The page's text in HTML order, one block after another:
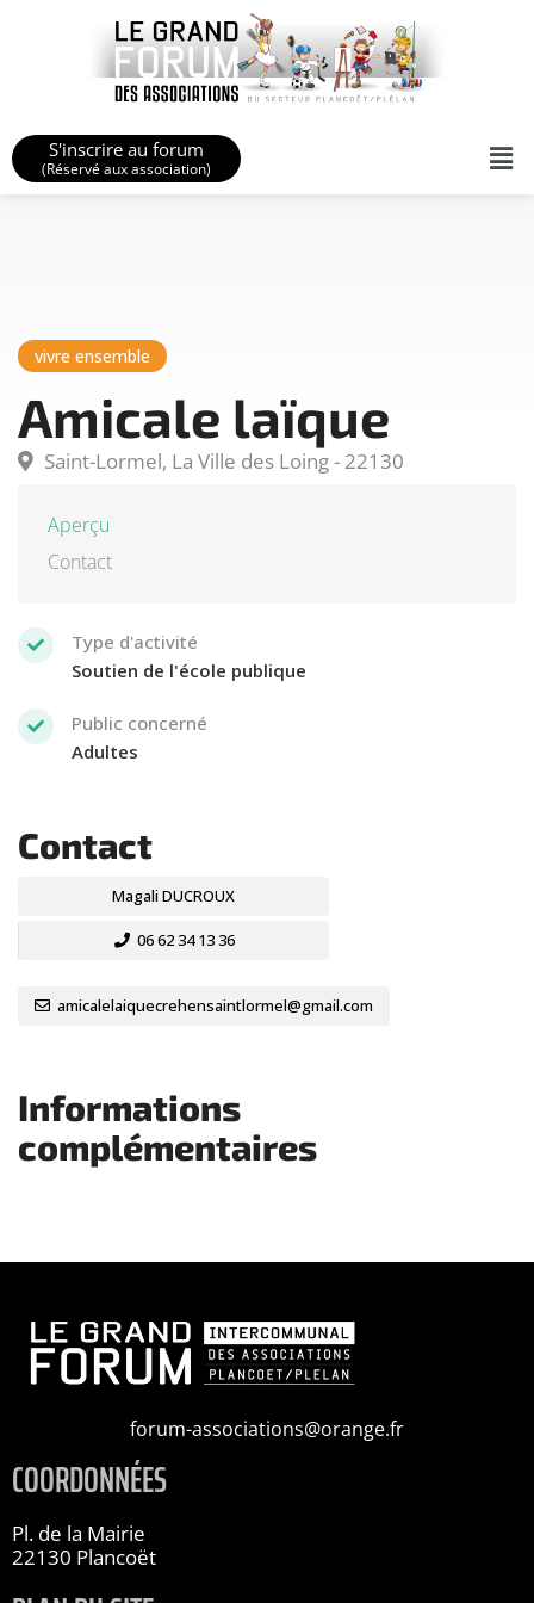
S'inscrire au forum
(Réservé aux association)
vivre ensemble
Amicale laïque
Saint-Lormel, La Ville des Loing - 22130
Aperçu
Contact
Type d'activité
Soutien de l'école publique
Public concerné
Adultes
Contact
Magali DUCROUX
06 62 34 13 36
amicalelaiquecrehensaintlormel@gmail.com
Informations
complémentaires
forum-associations@orange.fr
COORDONNÉES
Pl. de la Mairie
22130 Plancoët